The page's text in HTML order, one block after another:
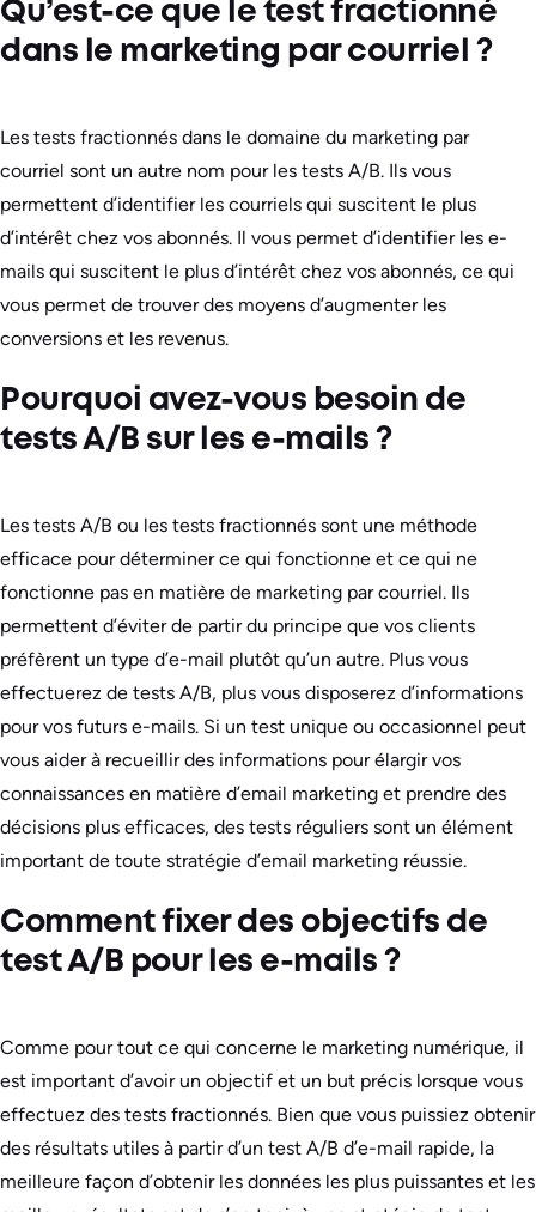
Qu’est-ce que le test fractionné
dans le marketing par courriel ?
Les tests fractionnés dans le domaine du marketing par
courriel sont un autre nom pour les tests A/B. Ils vous
permettent d’identifier les courriels qui suscitent le plus
d’intérêt chez vos abonnés. Il vous permet d’identifier les e-
mails qui suscitent le plus d’intérêt chez vos abonnés, ce qui
vous permet de trouver des moyens d’augmenter les
conversions et les revenus.
Pourquoi avez-vous besoin de
tests A/B sur les e-mails ?
Les tests A/B ou les tests fractionnés sont une méthode
efficace pour déterminer ce qui fonctionne et ce qui ne
fonctionne pas en matière de marketing par courriel. Ils
permettent d’éviter de partir du principe que vos clients
préfèrent un type d’e-mail plutôt qu’un autre. Plus vous
effectuerez de tests A/B, plus vous disposerez d’informations
pour vos futurs e-mails. Si un test unique ou occasionnel peut
vous aider à recueillir des informations pour élargir vos
connaissances en matière d’email marketing et prendre des
décisions plus efficaces, des tests réguliers sont un élément
important de toute stratégie d’email marketing réussie.
Comment fixer des objectifs de
test A/B pour les e-mails ?
Comme pour tout ce qui concerne le marketing numérique, il
est important d’avoir un objectif et un but précis lorsque vous
effectuez des tests fractionnés. Bien que vous puissiez obtenir
des résultats utiles à partir d’un test A/B d’e-mail rapide, la
meilleure façon d’obtenir les données les plus puissantes et les